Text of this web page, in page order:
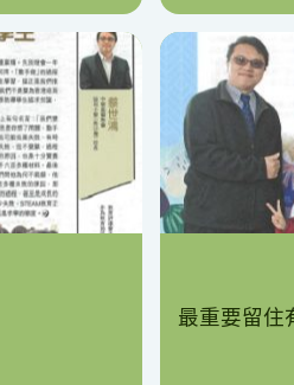
最重要留住